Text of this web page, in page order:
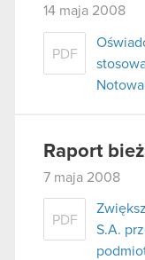
14 maja 2008
PDF
Raport
7 maja 2008
PDF
S.A.